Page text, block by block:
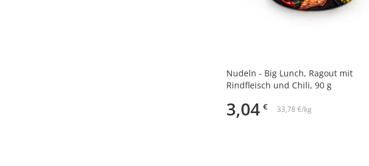
Nudeln - Big Lunch, Ragout mit
Rindfleisch und Chili, 90 g
3,04 € 33,78 €/kg